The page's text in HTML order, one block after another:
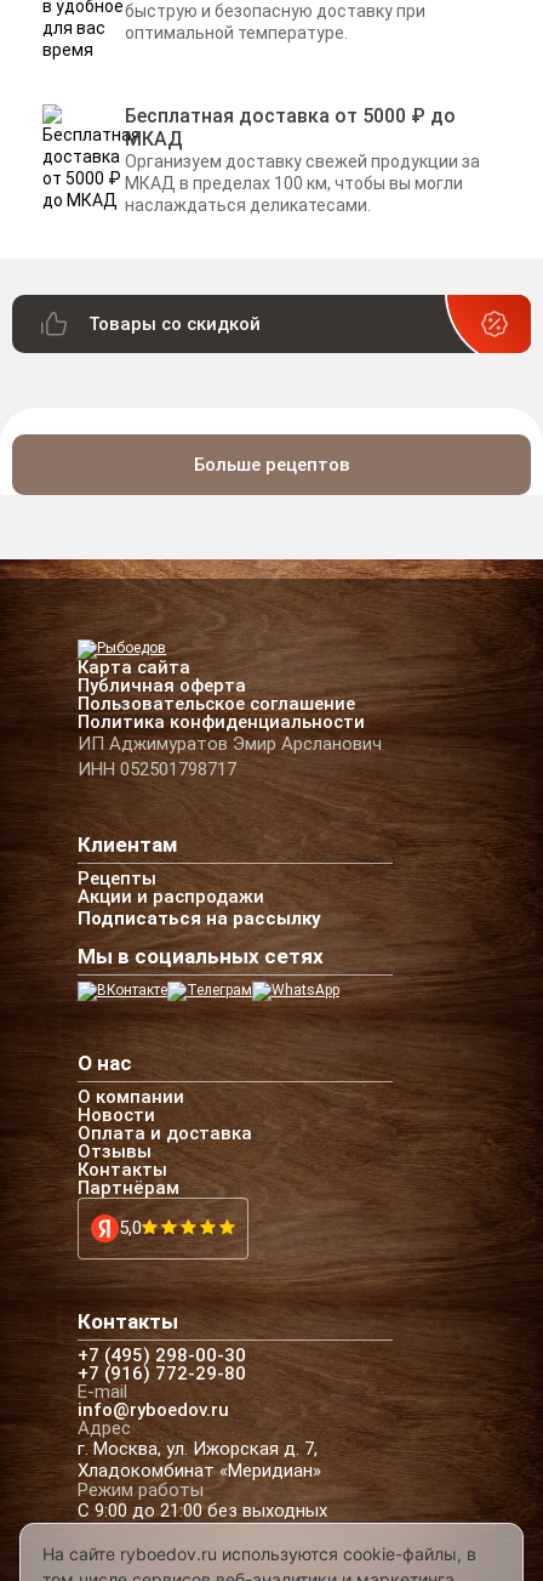
быструю и безопасную доставку при
оптимальной температуре.
Бесплатная доставка от 5000 ₽ до
МКАД
Организуем доставку свежей продукции за
МКАД в пределах 100 км, чтобы вы могли
наслаждаться деликатесами.
Товары со скидкой
Больше рецептов
Карта сайта
Публичная оферта
Пользовательское соглашение
Политика конфиденциальности
ИП Аджимуратов Эмир Арсланович
ИНН 052501798717
Клиентам
Рецепты
Акции и распродажи
Подписаться на рассылку
Мы в социальных сетях
О нас
О компании
Новости
Оплата и доставка
Отзывы
Контакты
Партнёрам
5,0
Контакты
+7 (495) 298-00-30
+7 (916) 772-29-80
E-mail
info@ryboedov.ru
Адрес
г. Москва, ул. Ижорская д. 7,
Хладокомбинат «Меридиан»
Режим работы
С 9:00 до 21:00 без выходных
На сайте ryboedov.ru используются cookie-файлы, в